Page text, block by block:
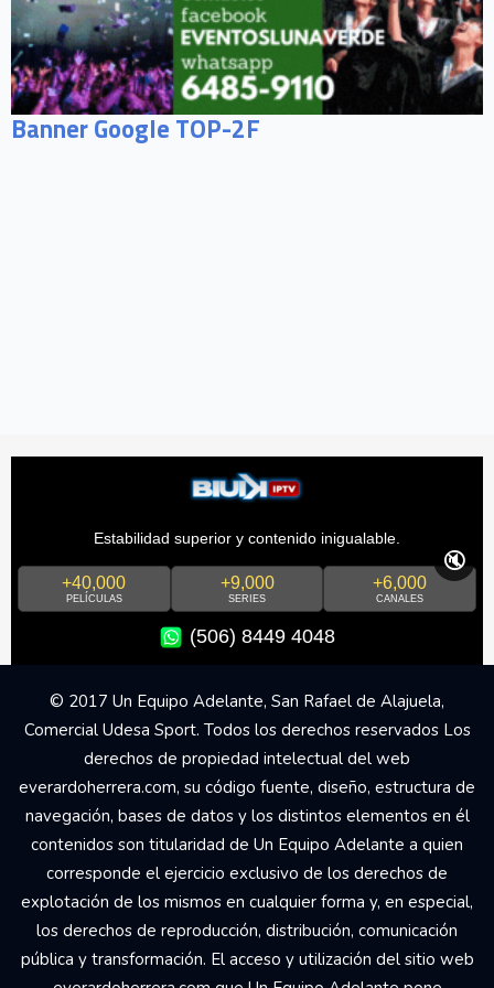
Banner Google TOP-2F
Estabilidad superior y contenido inigualable.
+40,000
PELÍCULAS
+9,000
SERIES
+6,000
CANALES
(506) 8449 4048
🔇
© 2017 Un Equipo Adelante, San Rafael de Alajuela,
Comercial Udesa Sport. Todos los derechos reservados Los
derechos de propiedad intelectual del web
everardoherrera.com, su código fuente, diseño, estructura de
navegación, bases de datos y los distintos elementos en él
contenidos son titularidad de Un Equipo Adelante a quien
corresponde el ejercicio exclusivo de los derechos de
explotación de los mismos en cualquier forma y, en especial,
los derechos de reproducción, distribución, comunicación
pública y transformación. El acceso y utilización del sitio web